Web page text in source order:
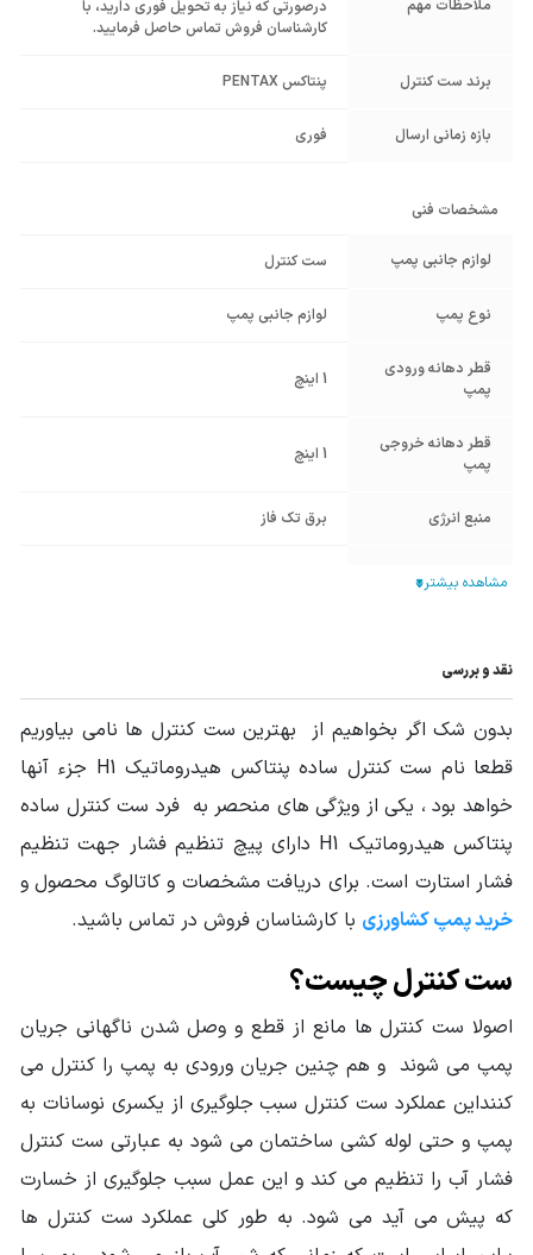
ملاحظات مهم
درصورتی که نیاز به تحویل فوری دارید، با
کارشناسان فروش تماس حاصل فرمایید.
برند ست کنترل پنتاکس PENTAX
بازه زمانی ارسال فوری
مشخصات فنی
لوازم جانبی پمپ ست کنترل
نوع پمپ لوازم جانبی پمپ
قطر دهانه ورودی
پمپ
1 اینچ
قطر دهانه خروجی
پمپ
1 اینچ
منبع انرژی برق تک فاز
کشور سازنده
محصول
نقد و بررسی
بدون شک اگر بخواهیم از بهترین ست کنترل ها نامی بیاوریم
قطعا نام ست کنترل ساده پنتاکس هیدروماتیک H1 جزء آنها
خواهد بود ، یکی از ویژگی های منحصر به فرد ست کنترل ساده
پنتاکس هیدروماتیک H1 دارای پیچ تنظیم فشار جهت تنظیم
فشار استارت است. برای دریافت مشخصات و کاتالوگ محصول و
خرید پمپ کشاورزی با کارشناسان فروش در تماس باشید.
ست کنترل چیست؟
اصولا ست کنترل ها مانع از قطع و وصل شدن ناگهانی جریان
پمپ می شوند و هم چنین جریان ورودی به پمپ را کنترل می
کننداین عملکرد ست کنترل سبب جلوگیری از یکسری نوسانات به
پمپ و حتی لوله کشی ساختمان می شود به عبارتی ست کنترل
فشار آب را تنظیم می کند و این عمل سبب جلوگیری از خسارت
که پیش می آید می شود. به طور کلی عملکرد ست کنترل ها